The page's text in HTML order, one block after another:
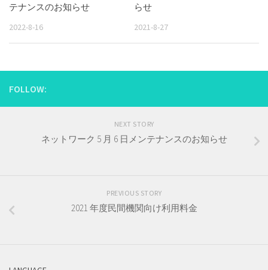
テナンスのお知らせ
2022-8-16
らせ
2021-8-27
FOLLOW:
NEXT STORY
ネットワーク 5 月 6 日メンテナンスのお知らせ
PREVIOUS STORY
2021 年度民間機関向け利用料金